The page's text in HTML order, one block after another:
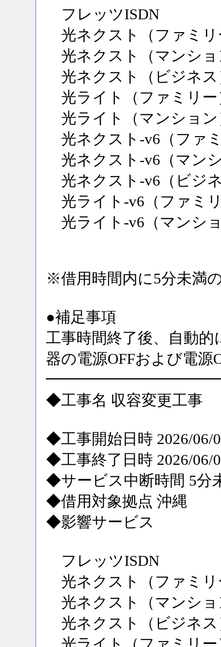
フレッツISDN
光ネクスト（ファミリ
光ネクスト（マンショ
光ネクスト（ビジネス
光ライト（ファミリー
光ライト（マンション
光ネクスト-v6（ファ
光ネクスト-v6（マン
光ネクスト-v6（ビジ
光ライト-v6（ファミ
光ライト-v6（マンシ
※借用時間内に5分未満
●補足事項
工事時間終了後、自動
器の電源OFFおよび電
◆工事名 収容変更工事
◆工事開始日時 2026/06/
◆工事終了日時 2026/06/
◆サービス中断時間 5分
◆借用対象拠点 沖縄
◆影響サービス
フレッツISDN
光ネクスト（ファミリ
光ネクスト（マンショ
光ネクスト（ビジネス